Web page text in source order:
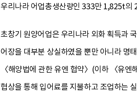
우리나라 어업총생산량인 333만 1,825t의
초창기 원양어업은 우리나라 외화 획득과
어장을 대부분 상실하였을 뿐만 아니라 명
〈해양법에 관한 유엔 협약〉(이하 〈유
협상을 통해 입어료를 지불하고 조업하는